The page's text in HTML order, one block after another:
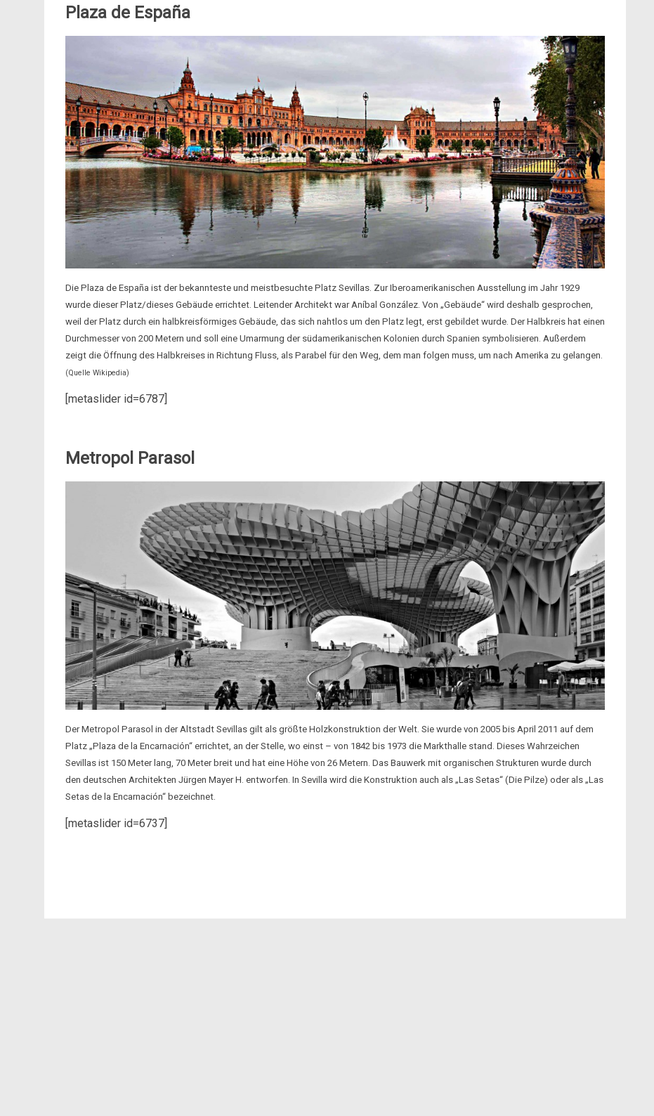
Plaza de España
Die Plaza de España ist der bekannteste und meistbesuchte Platz Sevillas. Zur Iberoamerikanischen Ausstellung im Jahr 1929
wurde dieser Platz/dieses Gebäude errichtet. Leitender Architekt war Aníbal González. Von „Gebäude“ wird deshalb gesprochen,
weil der Platz durch ein halbkreisförmiges Gebäude, das sich nahtlos um den Platz legt, erst gebildet wurde. Der Halbkreis hat einen
Durchmesser von 200 Metern und soll eine Umarmung der südamerikanischen Kolonien durch Spanien symbolisieren. Außerdem
zeigt die Öffnung des Halbkreises in Richtung Fluss, als Parabel für den Weg, dem man folgen muss, um nach Amerika zu gelangen.
(Quelle Wikipedia)
[metaslider id=6787]
Metropol Parasol
Der Metropol Parasol in der Altstadt Sevillas gilt als größte Holzkonstruktion der Welt. Sie wurde von 2005 bis April 2011 auf dem
Platz „Plaza de la Encarnación“ errichtet, an der Stelle, wo einst – von 1842 bis 1973 die Markthalle stand. Dieses Wahrzeichen
Sevillas ist 150 Meter lang, 70 Meter breit und hat eine Höhe von 26 Metern. Das Bauwerk mit organischen Strukturen wurde durch
den deutschen Architekten Jürgen Mayer H. entworfen. In Sevilla wird die Konstruktion auch als „Las Setas“ (Die Pilze) oder als „Las
Setas de la Encarnación“ bezeichnet.
[metaslider id=6737]